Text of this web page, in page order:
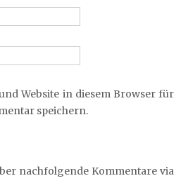
Website in diesem Browser für
speichern.
nachfolgende Kommentare via